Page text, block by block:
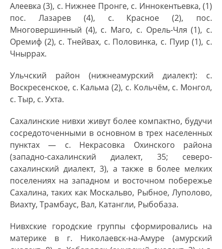
Название языка происходит от автоэтнонима
нивх, что означает «человек» (вызывает
назальную мутацию последующего в синтагме
непридыхательного смычного, ср. форму в
Альтернативное название обоих языков
основанное на экзоэтнониме, — гиляцкие.
Гиляками (
на лодках», нивхов называли тунгусоязычные
соседи.
Традиционно нивхи вели оседлый образ жизни,
за исключением перемещений между зимними
и летними селениями, которые могли
располагаться на различном расстоянии друг от
друга. Основными занятиями нивхов были
практиковалась охота на лесных зверей и
собирательство съедобных растений.
Алеевка (3), с. Нижнее Пронге, с. Иннокентьевка, (1)
пос. Лазарев (4), с. Красное (2), пос.
Многовершинный (4), с. Маго, с. Орель-Чля (1), с.
Оремиф (2), с. Тнейвах, с. Половинка, с. Пуир (1), с.
Чныррах.
Ульчский район (нижнеамурский диалект): с.
Воскресенское, с. Кальма (2), с. Кольчём, с. Монгол,
с. Тыр, с. Ухта.
Сахалинские нивхи живут более компактно, будучи
сосредоточенными в основном в трех населенных
пунктах — с. Некрасовка Охинского района
(западно-сахалинский диалект, 3­5; северо-
сахалинский диалект, 3), а также в более мелких
поселениях на западном и восточном побережье
Сахалина, таких как Москальво, Рыбное, Луполово,
Виахту, Трамбаус, Вал, Катангли, Рыбобаза.
Нивхские городские группы сформировались на
материке в г. Николаевск-на-Амуре (амурский